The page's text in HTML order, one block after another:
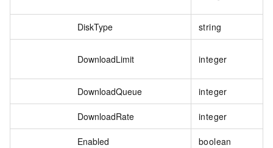
DiskType string
DownloadLimit integer
DownloadQueue integer
DownloadRate integer
Enabled boolean